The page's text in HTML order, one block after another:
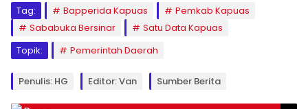
Tag: Bapperida Kapuas
Pemkab Kapuas
Sababuka Bersinar
Satu Data Kapuas
Topik:
Pemerintah Daerah
Penulis: HG Editor: Van Sumber Berita